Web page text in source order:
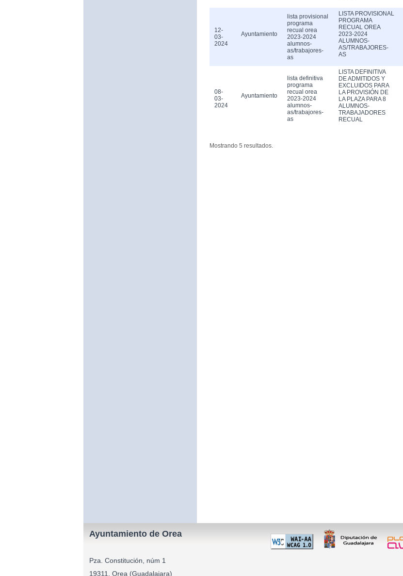
12-
03-
2024
Ayuntamiento
lista provisional
programa
recual orea
2023-2024
alumnos-
as/trabajores-
as
LISTA PROVISIONAL
PROGRAMA
RECUAL OREA
2023-2024
ALUMNOS-
AS/TRABAJORES-
AS
08-
03-
2024
Ayuntamiento
lista definitiva
programa
recual orea
2023-2024
alumnos-
as/trabajores-
as
LISTA DEFINITIVA
DE ADMITIDOS Y
EXCLUIDOS PARA
LA PROVISIÓN DE
LA PLAZA PARA 8
ALUMNOS-
TRABAJADORES
RECUAL
Mostrando 5 resultados.
Ayuntamiento de Orea
Pza. Constitución, núm 1
19311, Orea (Guadalajara)